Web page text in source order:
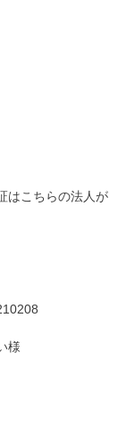
こちらの法人が
様